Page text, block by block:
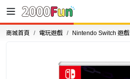
商城首頁 電玩遊戲 Nintendo Switch 遊戲